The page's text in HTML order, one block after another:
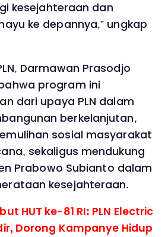
kesejahteraan dan
ke depannya,” ungkap
Darmawan Prasodjo
program ini
dari upaya PLN dalam
berkelanjutan,
sosial masyarakat
sekaligus mendukung
Prabowo Subianto dalam
kesejahteraan.
HUT ke-81 RI: PLN Electric
Dorong Kampanye Hidup